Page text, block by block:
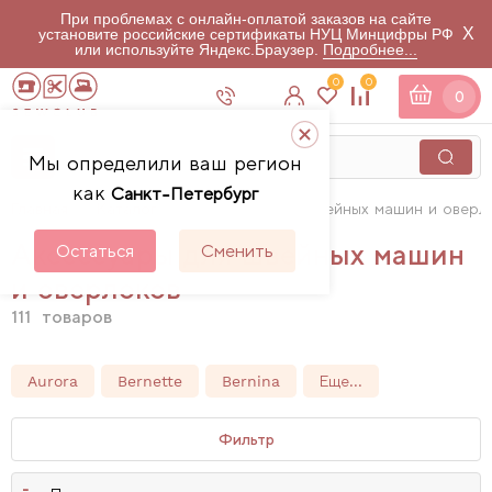
При проблемах с онлайн-оплатой заказов на сайте
установите российские сертификаты НУЦ Минцифры РФ
или используйте Яндекс.Браузер. Подробнее...
X
Мы определили ваш регион
как Санкт-Петербург
Остаться Сменить
0 0
0
Аксессуары для швейных машин и
Аксессуары для швейных машин
и оверлоков
111 товаров
Aurora Bernette Bernina Еще...
Фильтр